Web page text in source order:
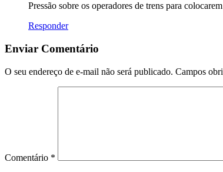
Pressão sobre os operadores de trens para
Responder
Enviar Comentário
O seu endereço de e-mail não será publicado. Campos
Comentário *